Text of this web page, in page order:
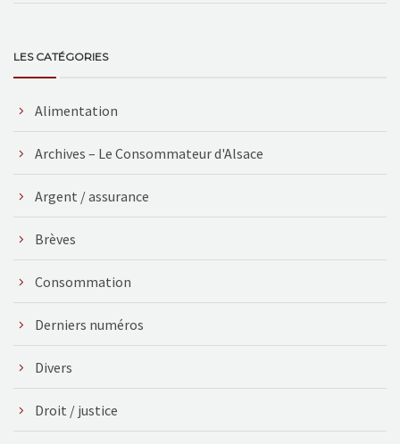
LES CATÉGORIES
Alimentation
Archives – Le Consommateur d'Alsace
Argent / assurance
Brèves
Consommation
Derniers numéros
Divers
Droit / justice